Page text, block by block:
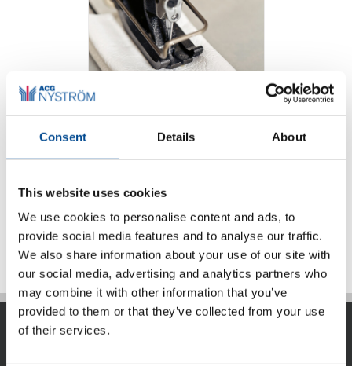
Consent Details About
This website uses cookies
We use cookies to personalise content and ads, to
provide social media features and to analyse our traffic.
We also share information about your use of our site with
our social media, advertising and analytics partners who
may combine it with other information that you’ve
provided to them or that they’ve collected from your use
of their services.
Pressarfötter och
tillbehör
Detaljer